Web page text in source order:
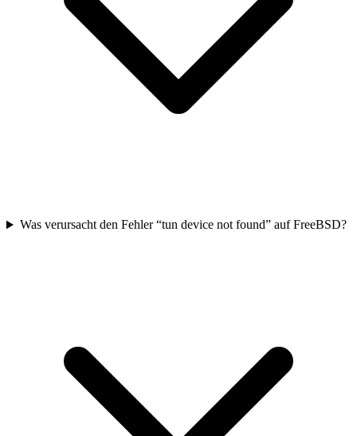
Was verursacht den Fehler “tun device not found” auf FreeBSD?